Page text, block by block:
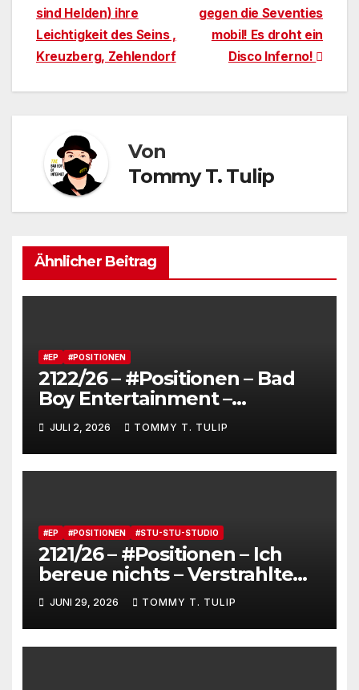
gegen die Seventies
mobil! Es droht ein
Disco Inferno!
sind Helden) ihre
Leichtigkeit des Seins ,
Kreuzberg, Zehlendorf
Von
Tommy T. Tulip
Ähnlicher Beitrag
#EP #POSITIONEN
2122/26 – #Positionen – Bad
Boy Entertainment –
Fensterstürze, ungeheurer
Reichtum,
dienstverpflichtete
Claqueure und soziale
JULI 2, 2026 TOMMY T. TULIP
#EP #POSITIONEN #STU-STU-STUDIO
2121/26 – #Positionen – Ich
bereue nichts – Verstrahlte
Menschen, verstrahlte
Kommentare, verstrahltes
Gesamterlebnis auf Social
media
JUNI 29, 2026 TOMMY T. TULIP